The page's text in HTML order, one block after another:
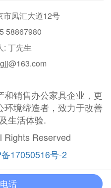
市凤汇大道12号
58867980
: 丁先生
和销售办公家具企业，更
环境缔造者，致力于改善
生活体验.
Rights Reserved
17050516号-2
话